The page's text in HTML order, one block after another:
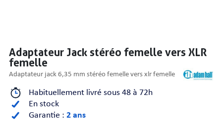
AUDIO
Adaptateur Jack stéréo femelle vers XLR
femelle
adaptateur jack 6,35 mm stéréo femelle vers xlr femelle
Habituellement livré sous 48 à 72h
En stock
Garantie : 2 ans